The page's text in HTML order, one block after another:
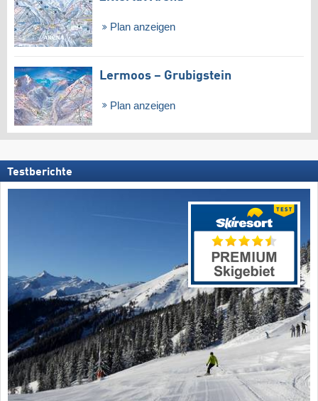
Plan anzeigen
Lermoos – Grubigstein
Plan anzeigen
Testberichte